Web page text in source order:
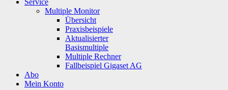
Service
Multiple Monitor
Übersicht
Praxisbeispiele
Aktualisierter
Basismultiple
Multiple Rechner
Fallbeispiel Gigaset AG
Abo
Mein Konto